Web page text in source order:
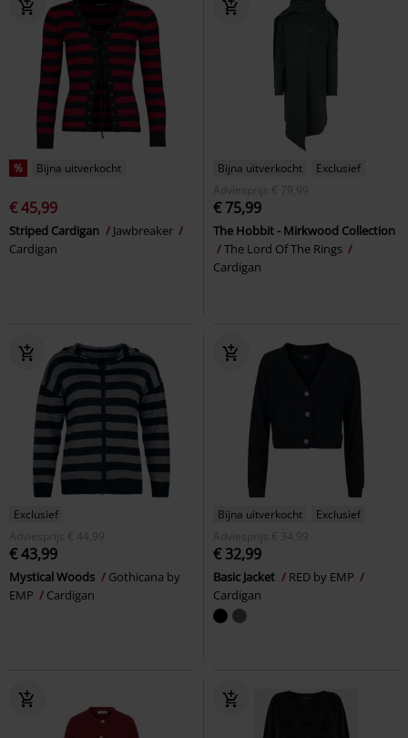
% Bijna uitverkocht
€ 45,99
Striped Cardigan
Jawbreaker
Cardigan
Bijna uitverkocht
Exclusief
Adviesprijs
€ 79,99
€ 75,99
The Hobbit - Mirkwood Collection
The Lord Of The Rings
Cardigan
Exclusief
Adviesprijs
€ 44,99
€ 43,99
Mystical Woods
Gothicana by
EMP
Cardigan
Bijna uitverkocht
Exclusief
Adviesprijs
€ 34,99
€ 32,99
Basic Jacket
RED by EMP
Cardigan